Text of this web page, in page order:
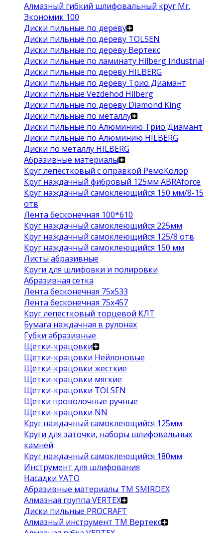
Алмазный гибкий шлифовальный круг Mr.
Экономик 100
Диски пильные по дереву
Диски пильные по дереву TOLSEN
Диски пильные по дереву Вертекс
Диски пильные по ламинату Hilberg Industrial
Диски пильные по дереву HILBERG
Диски пильные по дереву Трио Диамант
Диски пильные Vezdehod Hilberg
Диски пильные по дереву Diamond King
Диски пильные по металлу
Диски пильные по Алюминию Трио Диамант
Диски пильные по Алюминию HILBERG
Диски по металлу HILBERG
Абразивные материалы
Круг лепестковый с оправкой РемоКолор
Круг наждачный фибровый 125мм ABRAforce
Круг наждачный самоклеющийся 150 мм/8-15
отв
Лента бесконечная 100*610
Круг наждачный самоклеющийся 225мм
Круг наждачный самоклеющийся 125/8 отв
Круг наждачный самоклеющийся 150 мм
Листы абразивные
Круги для шлифовки и полировки
Абразивная сетка
Лента бесконечная 75х533
Лента бесконечная 75х457
Круг лепестковый торцевой КЛТ
Бумага наждачная в рулонах
Губки абразивные
Щетки-крацовки
Щетки-крацовки Нейлоновые
Щетки-крацовки жесткие
Щетки-крацовки мягкие
Щетки-крацовки TOLSEN
Щетки проволочные ручные
Щетки-крацовки NN
Круг наждачный самоклеющийся 125мм
Круги для заточки, наборы шлифовальных
камней
Круг наждачный самоклеющийся 180мм
Инструмент для шлифования
Насадки YATO
Абразивные материалы ТМ SMIRDEX
Алмазная группа VERTEX
Диски пильные PROCRAFT
Алмазный инструмент ТМ Вертекс